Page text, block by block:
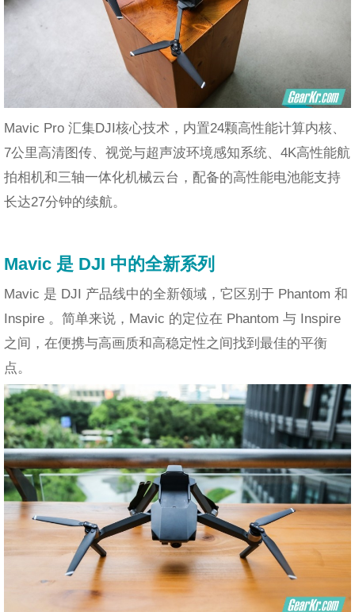
Mavic Pro 汇集DJI核心技术，内置24颗高性能计算内核、
7公里高清图传、视觉与超声波环境感知系统、4K高性能航
拍相机和三轴一体化机械云台，配备的高性能电池能支持
长达27分钟的续航。
Mavic 是 DJI 中的全新系列
Mavic 是 DJI 产品线中的全新领域，它区别于 Phantom 和
Inspire 。简单来说，Mavic 的定位在 Phantom 与 Inspire
之间，在便携与高画质和高稳定性之间找到最佳的平衡
点。